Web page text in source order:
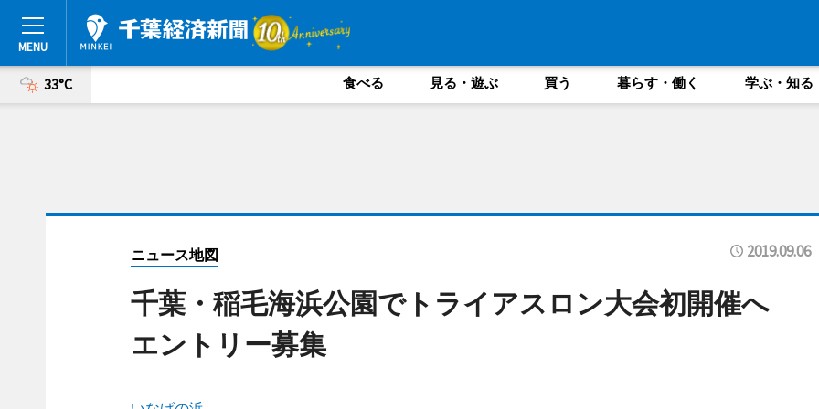
33°C 食べる 見る・遊ぶ 買う 暮らす・働く 学ぶ・知る
ニュース地図 2019.09.06
千葉・稲毛海浜公園でトライアスロン大会初開催へ
エントリー募集